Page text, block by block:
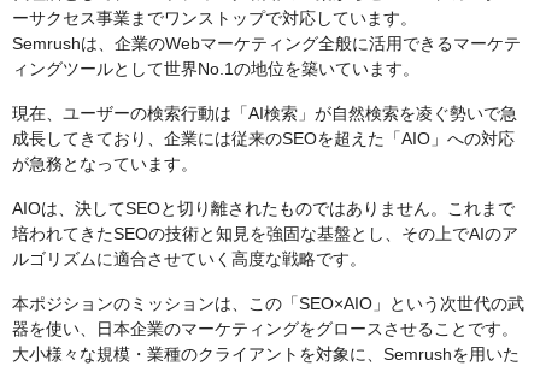
ーサクセス事業までワンストップで対応しています。
Semrushは、企業のWebマーケティング全般に活用できるマーケテ
ィングツールとして世界No.1の地位を築いています。
現在、ユーザーの検索行動は「AI検索」が自然検索を凌ぐ勢いで急
成長してきており、企業には従来のSEOを超えた「AIO」への対応
が急務となっています。
AIOは、決してSEOと切り離されたものではありません。これまで
培われてきたSEOの技術と知見を強固な基盤とし、その上でAIのア
ルゴリズムに適合させていく高度な戦略です。
本ポジションのミッションは、この「SEO×AIO」という次世代の武
器を使い、日本企業のマーケティングをグロースさせることです。
大小様々な規模・業種のクライアントを対象に、Semrushを用いた